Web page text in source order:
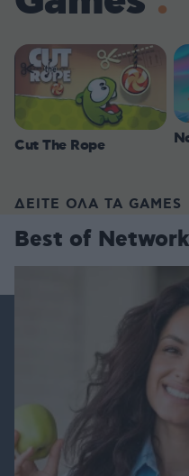
Cut The Rope
ΔΕΙΤΕ ΟΛΑ ΤΑ GAMES
Best of Network